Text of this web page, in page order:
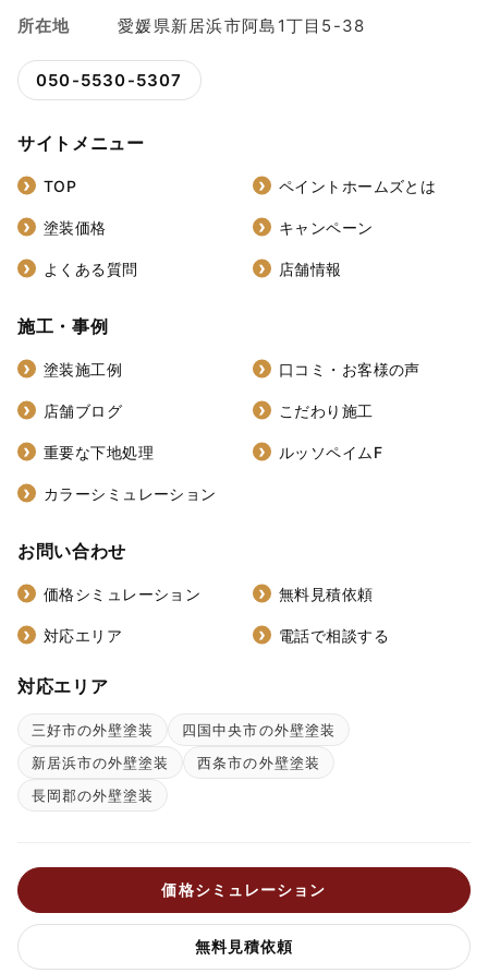
所在地
愛媛県新居浜市阿島1丁目5-38
050-5530-5307
サイトメニュー
TOP ペイントホームズとは
塗装価格 キャンペーン
よくある質問 店舗情報
施工・事例
塗装施工例 口コミ・お客様の声
店舗ブログ こだわり施工
重要な下地処理 ルッソペイムF
カラーシミュレーション
お問い合わせ
価格シミュレーション 無料見積依頼
対応エリア 電話で相談する
対応エリア
三好市の外壁塗装
四国中央市の外壁塗装
新居浜市の外壁塗装
西条市の外壁塗装
長岡郡の外壁塗装
価格シミュレーション
無料見積依頼